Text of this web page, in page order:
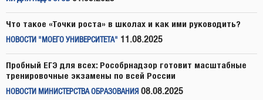
Что такое «Точки роста» в школах и как ими руководить?
НОВОСТИ "МОЕГО УНИВЕРСИТЕТА" 11.08.2025
Пробный ЕГЭ для всех: Рособрнадзор готовит масштабные
тренировочные экзамены по всей России
НОВОСТИ МИНИСТЕРСТВА ОБРАЗОВАНИЯ 08.08.2025